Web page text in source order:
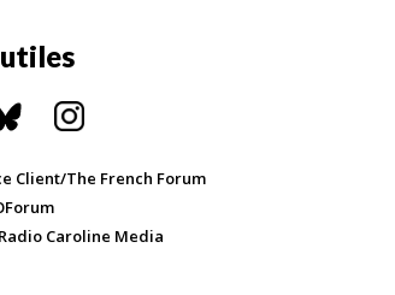
Client/The French Forum
Caroline Media